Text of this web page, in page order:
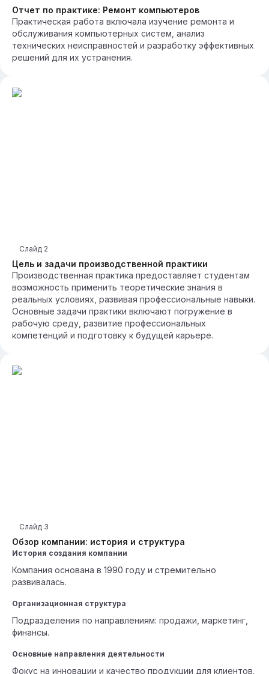
Отчет по практике: Ремонт компьютеров
Практическая работа включала изучение ремонта и
обслуживания компьютерных систем, анализ
технических неисправностей и разработку эффективных
решений для их устранения.
Цель и задачи производственной практики
Слайд 2
Производственная практика предоставляет студентам
возможность применить теоретические знания в
реальных условиях, развивая профессиональные навыки.
Основные задачи практики включают погружение в
рабочую среду, развитие профессиональных
компетенций и подготовку к будущей карьере.
Обзор компании: история и структура
Слайд 3
История создания компании
Компания основана в 1990 году и стремительно
развивалась.
Организационная структура
Подразделения по направлениям: продажи, маркетинг,
финансы.
Основные направления деятельности
Фокус на инновации и качество продукции для клиентов.